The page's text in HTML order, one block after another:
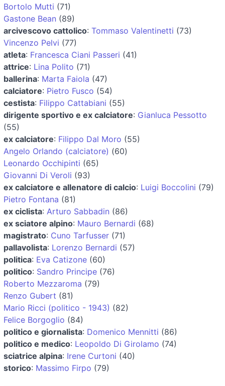
Bortolo Mutti (71)
Gastone Bean (89)
arcivescovo cattolico: Tommaso Valentinetti (73)
Vincenzo Pelvi (77)
atleta: Francesca Ciani Passeri (41)
attrice: Lina Polito (71)
ballerina: Marta Faiola (47)
calciatore: Pietro Fusco (54)
cestista: Filippo Cattabiani (55)
dirigente sportivo e ex calciatore: Gianluca Pessotto
(55)
ex calciatore: Filippo Dal Moro (55)
Angelo Orlando (calciatore) (60)
Leonardo Occhipinti (65)
Giovanni Di Veroli (93)
ex calciatore e allenatore di calcio: Luigi Boccolini (79)
Pietro Fontana (81)
ex ciclista: Arturo Sabbadin (86)
ex sciatore alpino: Mauro Bernardi (68)
magistrato: Cuno Tarfusser (71)
pallavolista: Lorenzo Bernardi (57)
politica: Eva Catizone (60)
politico: Sandro Principe (76)
Roberto Mezzaroma (79)
Renzo Gubert (81)
Mario Ricci (politico - 1943) (82)
Felice Borgoglio (84)
politico e giornalista: Domenico Mennitti (86)
politico e medico: Leopoldo Di Girolamo (74)
sciatrice alpina: Irene Curtoni (40)
storico: Massimo Firpo (79)